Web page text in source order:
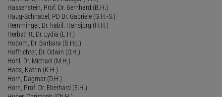
Hassenstein, Prof. Dr. Bernhard (B.H.)
Haug-Schnabel, PD Dr. Gabriele (G.H.-S.)
Hemminger, Dr. habil. Hansjörg (H.H.)
Herbstritt, Dr. Lydia (L.H.)
Hobom, Dr. Barbara (B.Ho.)
Hoffrichter, Dr. Odwin (O.H.)
Hohl, Dr. Michael (M.H.)
Hoos, Katrin (K.H.)
Horn, Dagmar (D.H.)
Horn, Prof. Dr. Eberhard (E.H.)